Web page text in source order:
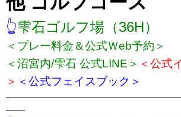
👆雫石ゴルフ場（36H）
＜プレー料金＆公式Ｗeb予約＞
＜沼宮内/雫石 公式LINE＞ ＜公式
＞ ＜公式フェイスブック＞
——-